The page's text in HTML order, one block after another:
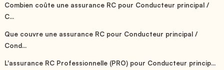
Combien coûte une assurance RC pour Conducteur principal /
C...
Que couvre une assurance RC pour Conducteur principal /
Cond...
L'assurance RC Professionnelle (PRO) pour Conducteur princip...